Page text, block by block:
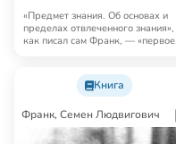
«Предмет знания. Об основах и
пределах отвлеченного знания»,
как писал сам Франк, — «первое
Книга
Франк, Семен Людвигович